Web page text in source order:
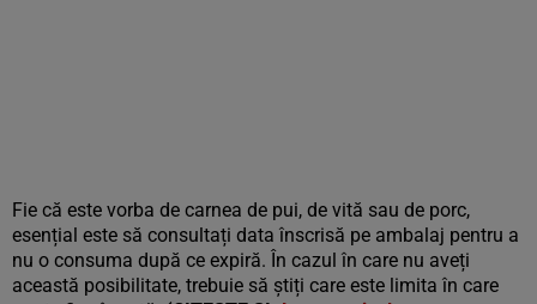
Fie că este vorba de carnea de pui, de vită sau de porc,
esențial este să consultați data înscrisă pe ambalaj pentru a
nu o consuma după ce expiră. În cazul în care nu aveți
această posibilitate, trebuie să știți care este limita în care